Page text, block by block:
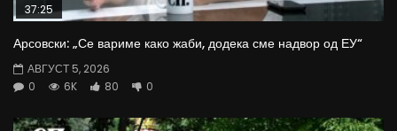
37:25
Арсовски: „Се вариме како жаби, додека сме надвор од ЕУ“
АВГУСТ 5, 2026
0
6K 80 0